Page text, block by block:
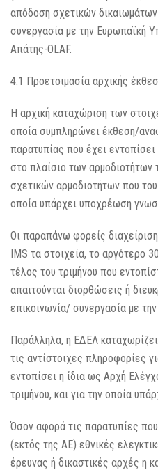
απόδοση σχετικών
συνεργασία με την Ευρωπαϊκή
Απάτης-OLAF.
4.1 Προετοιμασία αρχικής
Η αρχική καταχώριση των
οποία συμπληρώνει έκθεση/
παρατυπίας που έχει εντοπίσει
στο πλαίσιο των αρμοδιοτήτων
σχετικών αρμοδιοτήτων που
οποία υπάρχει υποχρέωση
Οι παραπάνω φορείς
IMS τα στοιχεία, το αργότερο
τέλος του τριμήνου που
απαιτούνται διορθώσεις ή
επικοινωνία/ συνεργασία με
Παράλληλα, η ΕΔΕΛ
τις αντίστοιχες πληροφορίες
εντοπίσει η ίδια ως Αρχή
τριμήνου, και για την οποία
Όσον αφορά τις παρατυπίες
(εκτός της ΑΕ) εθνικές
έρευνας ή δικαστικές αρχές η